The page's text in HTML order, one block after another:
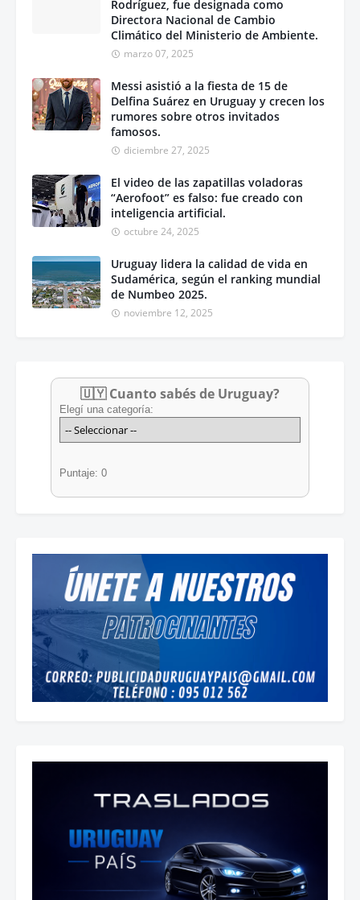
Rodríguez, fue designada como
Directora Nacional de Cambio
Climático del Ministerio de Ambiente.
marzo 07, 2025
Messi asistió a la fiesta de 15 de
Delfina Suárez en Uruguay y crecen los
rumores sobre otros invitados
famosos.
diciembre 27, 2025
El video de las zapatillas voladoras
“Aerofoot” es falso: fue creado con
inteligencia artificial.
octubre 24, 2025
Uruguay lidera la calidad de vida en
Sudamérica, según el ranking mundial
de Numbeo 2025.
noviembre 12, 2025
🇺🇾 Cuanto sabés de Uruguay?
Elegí una categoría:
Puntaje: 0